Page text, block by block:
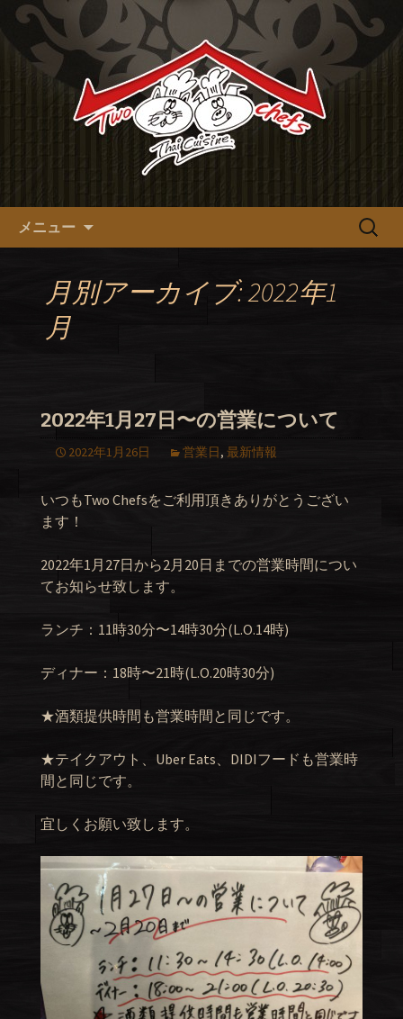
十三の本格タイ料理【tow
chefs】のオフィシャルブログ
十三の本格タイ料理【tow chefs】のオ
フィシャルブログ
メニュー
検
月別アーカイブ: 2022年1
月
2022年1月27日〜の営業について
2022年1月26日 営業日, 最新情報
いつもTwo Chefsをご利用頂きありがとうござい
ます！
2022年1月27日から2月20日までの営業時間につい
てお知らせ致します。
ランチ：11時30分〜14時30分(L.O.14時)
ディナー：18時〜21時(L.O.20時30分)
★酒類提供時間も営業時間と同じです。
★テイクアウト、Uber Eats、DIDIフードも営業時
間と同じです。
宜しくお願い致します。